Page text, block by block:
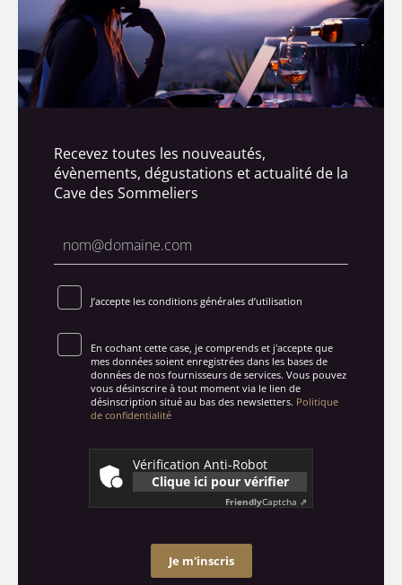
Recevez toutes les nouveautés,
évènements, dégustations et actualité de la
Cave des Sommeliers
J’accepte les conditions générales d’utilisation
En cochant cette case, je comprends et j'accepte que
mes données soient enregistrées dans les bases de
données de nos fournisseurs de services. Vous pouvez
vous désinscrire à tout moment via le lien de
désinscription situé au bas des newsletters. Politique
de confidentialité
Vérification Anti-Robot
Clique ici pour vérifier
FriendlyCaptcha ⇗
Je m'inscris